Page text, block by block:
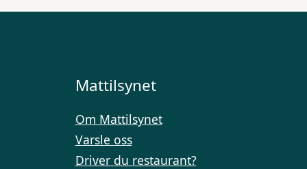
Mattilsynet
Om Mattilsynet
Varsle oss
Driver du restaurant?